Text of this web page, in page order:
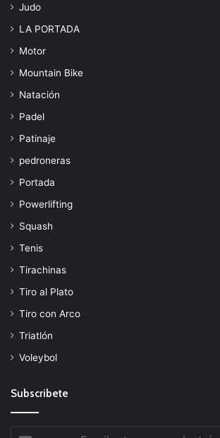
Judo
LA PORTADA
Motor
Mountain Bike
Natación
Padel
Patinaje
pedroneras
Portada
Powerlifting
Squash
Tenis
Tirachinas
Tiro al Plato
Tiro con Arco
Triatlón
Voleybol
Subscribete